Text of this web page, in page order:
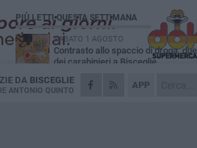
APP
DA BISCEGLIE
ANTONIO QUINTO
PIÙ LETTI QUESTA SETTIMANA
SABATO 1 AGOSTO
Contrasto allo spaccio di droga,
dei carabinieri a Bisceglie
VENERDÌ 31 LUGLIO
Torna l'appuntamento con la